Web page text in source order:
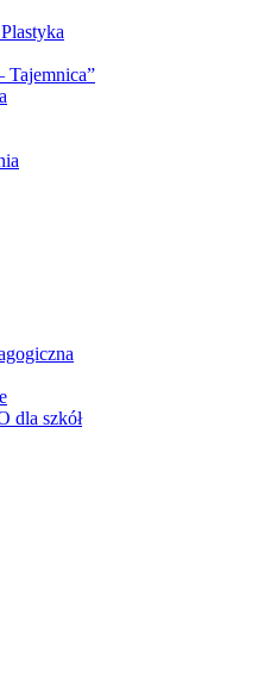
Tajemnica”
dla szkół